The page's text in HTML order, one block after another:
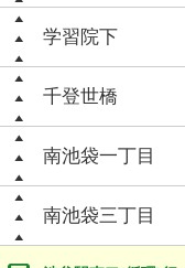
学習院下
千登世橋
南池袋一丁目
南池袋三丁目